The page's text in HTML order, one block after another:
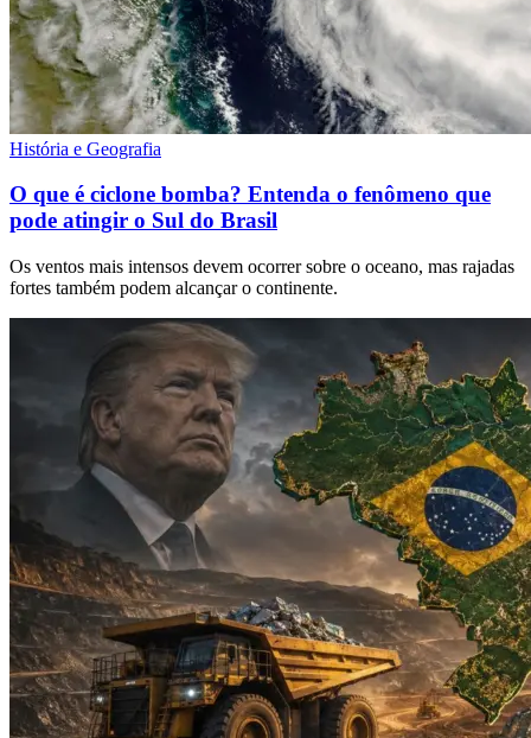
História e Geografia
O que é ciclone bomba? Entenda o fenômeno que
pode atingir o Sul do Brasil
Os ventos mais intensos devem ocorrer sobre o oceano, mas rajadas
fortes também podem alcançar o continente.